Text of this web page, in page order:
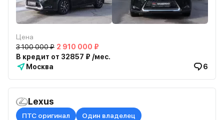
Цена
3 100 000 ₽ 2 910 000 ₽
В кредит от 32857 ₽ /мес.
Москва
6
Lexus
ПТС оригинал Один владелец